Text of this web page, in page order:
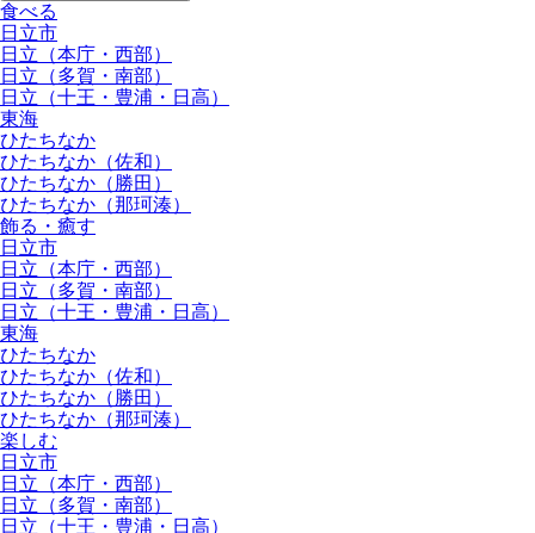
食べる
日立市
日立（本庁・西部）
日立（多賀・南部）
日立（十王・豊浦・日高）
東海
ひたちなか
ひたちなか（佐和）
ひたちなか（勝田）
ひたちなか（那珂湊）
飾る・癒す
日立市
日立（本庁・西部）
日立（多賀・南部）
日立（十王・豊浦・日高）
東海
ひたちなか
ひたちなか（佐和）
ひたちなか（勝田）
ひたちなか（那珂湊）
楽しむ
日立市
日立（本庁・西部）
日立（多賀・南部）
日立（十王・豊浦・日高）